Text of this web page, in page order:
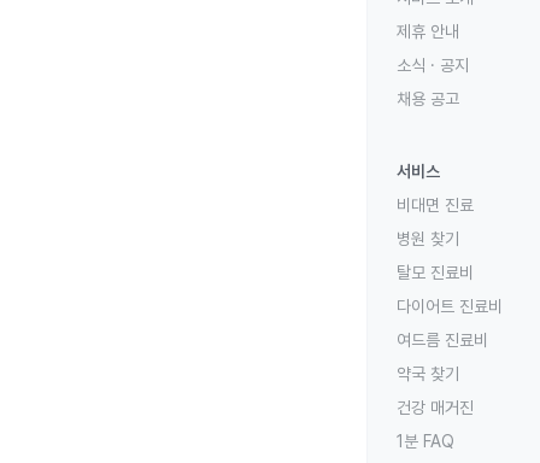
제휴 안내
소식 · 공지
채용 공고
서비스
비대면 진료
병원 찾기
탈모 진료비
다이어트 진료비
여드름 진료비
약국 찾기
건강 매거진
1분 FAQ